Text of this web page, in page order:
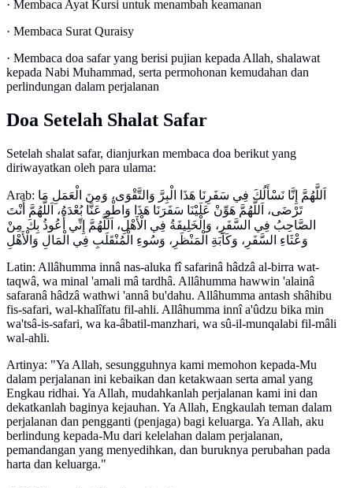
· Membaca Ayat Kursi untuk menambah keamanan
· Membaca Surat Quraisy
· Membaca doa safar yang berisi pujian kepada Allah, shalawat
kepada Nabi Muhammad, serta permohonan kemudahan dan
perlindungan dalam perjalanan
Doa Setelah Shalat Safar
Setelah shalat safar, dianjurkan membaca doa berikut yang
diriwayatkan oleh para ulama:
Arab: اَللَّهُمَّ إِنَّا نَسْأَلُكَ فِي سَفَرِنَا هَذَا الْبِرَّ وَالتَّقْوَى، وَمِنَ الْعَمَلِ مَا
تَرْضَى، اَللَّهُمَّ هَوِّنْ عَلَيْنَا سَفَرَنَا هَذَا وَاطْوِ عَنَّا بُعْدَهُ، اَللَّهُمَّ أَنْتَ
الصَّاحِبُ فِي السَّفَرِ، وَالْخَلِيفَةُ فِي الْأَهْلِ، اَللَّهُمَّ إِنِّي أَعُوذُ بِكَ مِنْ
وَعْثَاءِ السَّفَرِ، وَكَآبَةِ الْمَنْظَرِ، وَسُوءِ الْمُنْقَلَبِ فِي الْمَالِ وَالْأَهْلِ
Latin: Allâhumma innâ nas-aluka fî safarinâ hâdzâ al-birra wat-
taqwâ, wa minal 'amali mâ tardhâ. Allâhumma hawwin 'alainâ
safaranâ hâdzâ wathwi 'annâ bu'dahu. Allâhumma antash shâhibu
fis-safari, wal-khalîfatu fil-ahli. Allâhumma innî a'ûdzu bika min
wa'tsâ-is-safari, wa ka-âbatil-manzhari, wa sû-il-munqalabi fil-mâli
wal-ahli.
Artinya: "Ya Allah, sesungguhnya kami memohon kepada-Mu
dalam perjalanan ini kebaikan dan ketakwaan serta amal yang
Engkau ridhai. Ya Allah, mudahkanlah perjalanan kami ini dan
dekatkanlah baginya kejauhan. Ya Allah, Engkaulah teman dalam
perjalanan dan pengganti (penjaga) bagi keluarga. Ya Allah, aku
berlindung kepada-Mu dari kelelahan dalam perjalanan,
pemandangan yang menyedihkan, dan buruknya perubahan pada
harta dan keluarga."